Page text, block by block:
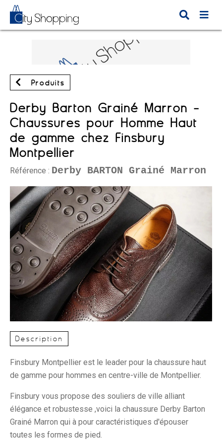
Produits
Derby Barton Grainé Marron -
Chaussures pour Homme Haut
de gamme chez Finsbury
Montpellier
Référence : Derby BARTON Grainé Marron
Description
Finsbury Montpellier est le leader pour la chaussure haut
de gamme pour hommes en centre-ville de Montpellier.
Finsbury vous propose des souliers de ville alliant
élégance et robustesse ,voici la chaussure Derby Barton
Grainé Marron qui à pour caractéristiques d'épouser
toutes les formes de pied.